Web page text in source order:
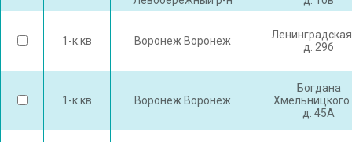
1-к.кв Воронеж Воронеж
д. 29б
1-к.кв Воронеж Воронеж
Богдана
Хмельницкого
д. 45А